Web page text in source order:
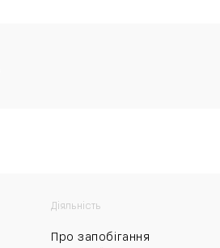
Діяльність
Про запобігання